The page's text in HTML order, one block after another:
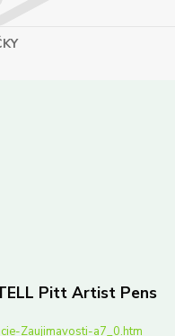
Pitt Artist Pens
Zaujimavosti-a7_0.htm